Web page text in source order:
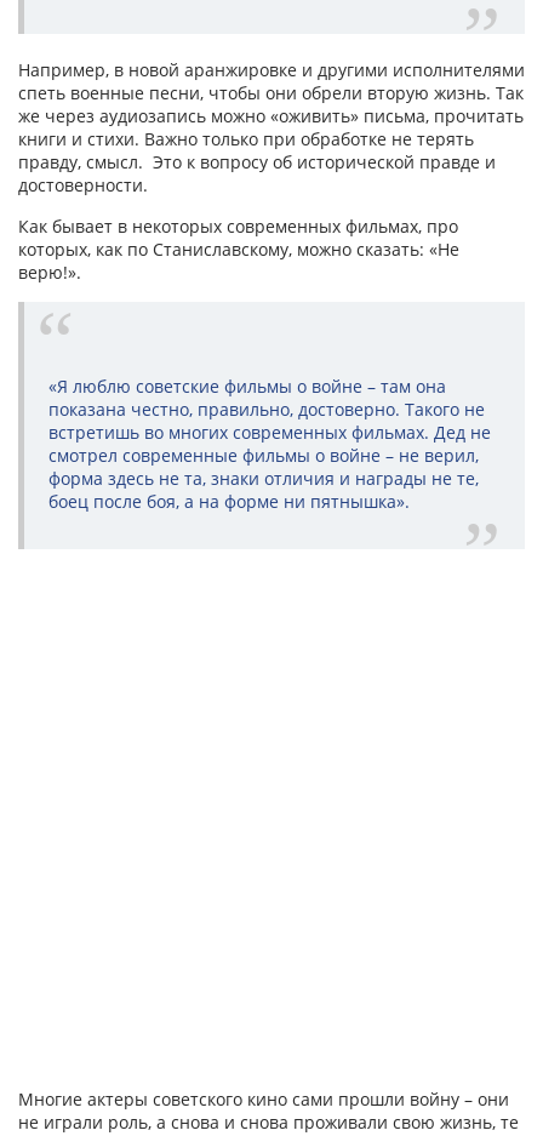
Например, в новой аранжировке и другими исполнителями
спеть военные песни, чтобы они обрели вторую жизнь. Так
же через аудиозапись можно «оживить» письма, прочитать
книги и стихи. Важно только при обработке не терять
правду, смысл. Это к вопросу об исторической правде и
достоверности.
Как бывает в некоторых современных фильмах, про
которых, как по Станиславскому, можно сказать: «Не
верю!».
«Я люблю советские фильмы о войне – там она
показана честно, правильно, достоверно. Такого не
встретишь во многих современных фильмах. Дед не
смотрел современные фильмы о войне – не верил,
форма здесь не та, знаки отличия и награды не те,
боец после боя, а на форме ни пятнышка».
Многие актеры советского кино сами прошли войну – они
не играли роль, а снова и снова проживали свою жизнь, те